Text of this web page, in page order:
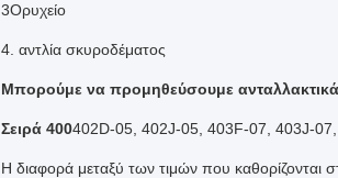
3Ορυχείο
4. αντλία σκυροδέματος
Μπορούμε να προμηθεύσουμε
Σειρά 400402D-05, 402J-05, 403F-07, 403J-
Η διαφορά μεταξύ των τιμών που καθορίζονται